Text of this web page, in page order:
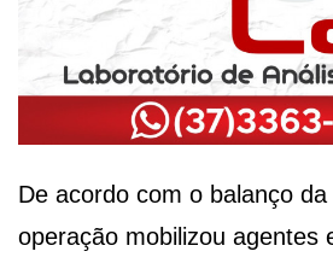
De acordo com o balanço
operação mobilizou agentes